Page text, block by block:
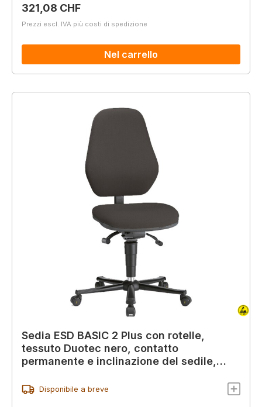
Prezzo normale:
321,08 CHF
Prezzi escl. IVA più costi di spedizione
Nel carrello
Sedia ESD BASIC 2 Plus con rotelle,
tessuto Duotec nero, contatto
permanente e inclinazione del sedile,
Disponibile a breve